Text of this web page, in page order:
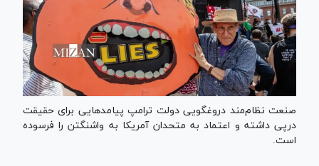
صنعت نظام‌مند دروغگویی دولت ترامپ پیامدهایی برای حقیقت
درپی داشته و اعتماد به متحدان آمریکا به واشنگتن را فرسوده
است.